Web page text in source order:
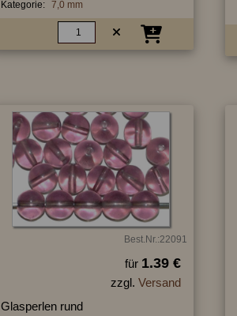
Kategorie: 7,0 mm
Best.Nr.:22091
für 1.39 €
zzgl. Versand
Glasperlen rund